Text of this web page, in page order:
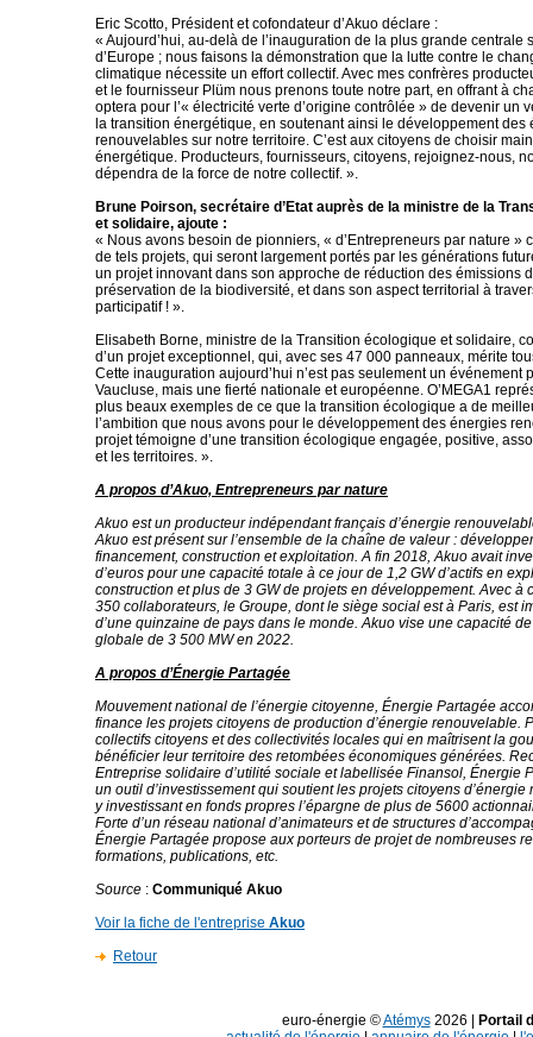
Eric Scotto, Président et cofondateur d’Akuo déclare :
« Aujourd’hui, au-delà de l’inauguration de la plus grande centrale
d’Europe ; nous faisons la démonstration que la lutte contre le
climatique nécessite un effort collectif. Avec mes confrères
et le fournisseur Plüm nous prenons toute notre part, en offrant à
optera pour l’« électricité verte d’origine contrôlée » de devenir un
la transition énergétique, en soutenant ainsi le développement des
renouvelables sur notre territoire. C’est aux citoyens de choisir
énergétique. Producteurs, fournisseurs, citoyens, rejoignez-nous,
dépendra de la force de notre collectif. ».
Brune Poirson, secrétaire d’Etat auprès de la ministre de la
et solidaire, ajoute :
« Nous avons besoin de pionniers, « d’Entrepreneurs par nature »
de tels projets, qui seront largement portés par les générations
un projet innovant dans son approche de réduction des émissions
préservation de la biodiversité, et dans son aspect territorial à
participatif ! ».
Elisabeth Borne, ministre de la Transition écologique et solidaire,
d’un projet exceptionnel, qui, avec ses 47 000 panneaux, mérite
Cette inauguration aujourd’hui n’est pas seulement un événement
Vaucluse, mais une fierté nationale et européenne. O’MEGA1
plus beaux exemples de ce que la transition écologique a de
l’ambition que nous avons pour le développement des énergies
projet témoigne d’une transition écologique engagée, positive,
et les territoires. ».
A propos d’Akuo, Entrepreneurs par nature
Akuo est un producteur indépendant français d’énergie
Akuo est présent sur l’ensemble de la chaîne de valeur :
financement, construction et exploitation. A fin 2018, Akuo avait
d’euros pour une capacité totale à ce jour de 1,2 GW d’actifs en
construction et plus de 3 GW de projets en développement. Avec à
350 collaborateurs, le Groupe, dont le siège social est à Paris, est
d’une quinzaine de pays dans le monde. Akuo vise une capacité
globale de 3 500 MW en 2022.
A propos d’Énergie Partagée
Mouvement national de l’énergie citoyenne, Énergie Partagée
finance les projets citoyens de production d’énergie renouvelable.
collectifs citoyens et des collectivités locales qui en maîtrisent la
bénéficier leur territoire des retombées économiques générées.
Entreprise solidaire d’utilité sociale et labellisée Finansol, Énergie
un outil d’investissement qui soutient les projets citoyens
y investissant en fonds propres l’épargne de plus de 5600
Forte d’un réseau national d’animateurs et de structures
Énergie Partagée propose aux porteurs de projet de nombreuses
formations, publications, etc.
Source : Communiqué Akuo
Voir la fiche de l'entreprise Akuo
Retour
euro-énergie ©Atémys2026 |
Portail